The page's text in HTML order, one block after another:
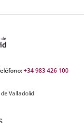
+34 983 426 100
Valladolid